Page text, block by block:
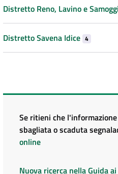
Distretto Reno, Lavino e
Distretto Savena Idice 4
Se ritieni che
sbagliata o scaduta
online
Nuova ricerca nella Guida